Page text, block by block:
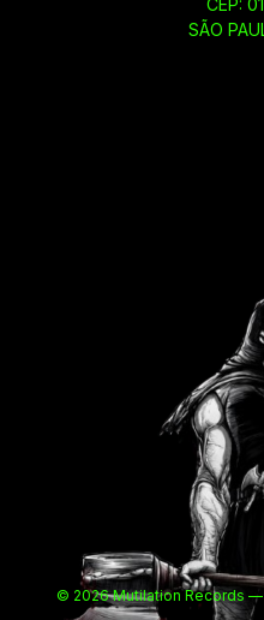
SÃO
© 2026 Mutilation Records